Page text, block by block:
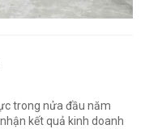
trong nửa đầu năm
kết quả kinh doanh